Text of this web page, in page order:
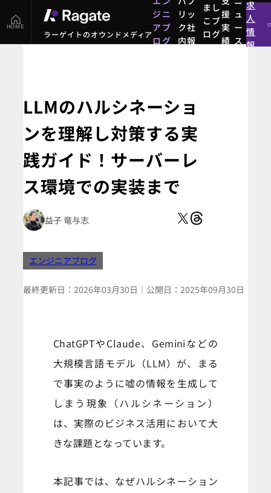
HOME
ラーゲイトのオウンドメディア
ジニ
アブ
ログ
リッ
ク社
内報
まし
こブ
ログ
まし
援
実
績
ュ
ー
ス
求
人
情
報
LLMのハルシネーショ
ンを理解し対策する実
践ガイド！サーバーレ
ス環境での実装まで
益子 竜与志
エンジニアブログ
最終更新日： 2026年03月30日 ｜ 公開日： 2025年09月30日
ChatGPTやClaude、Geminiなどの
大規模言語モデル（LLM）が、まる
で事実のように嘘の情報を生成して
しまう現象（ハルシネーション）
は、実際のビジネス活用において大
きな課題となっています。
本記事では、なぜハルシネーション